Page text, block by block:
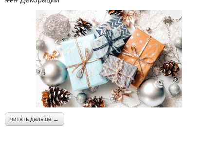
читать дальше →